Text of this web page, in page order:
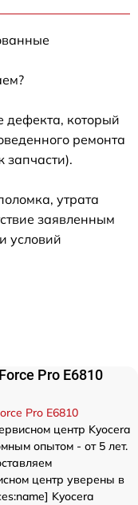
дефекта, который
ремонта
утрата
заявленным
условий
Pro E6810
Pro E6810
центр Kyocera
опытом - от 5 лет.
центр уверены в
Kyocera